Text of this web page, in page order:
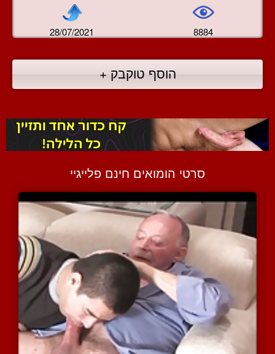
28/07/2021 8884
הוסף טוקבק +
סרטי הומואים חינם פלייגיי